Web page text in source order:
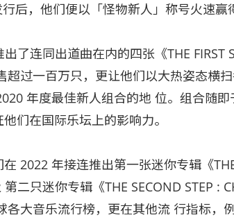
行后，他们便以「怪物新人」称号火速赢
了连同出道曲在内的四张《THE FIRST
超过一百万只，更让他们以大热姿态横
年度最佳新人组合的地 位。组合随
们在国际乐坛上的影响力。
2022 年接连推出第一张迷你专辑《
第二只迷你专辑《THE SECOND STEP :
各大音乐流行榜，更在其他流 行指标，